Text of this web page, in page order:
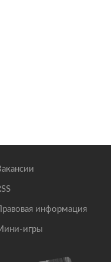
Правовая информация
игры